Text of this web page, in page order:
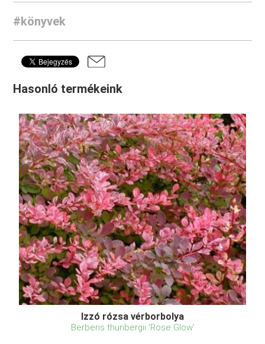
#könyvek
Hasonló termékeink
Izzó rózsa vérborbolya
Berberis thunbergii 'Rose Glow'